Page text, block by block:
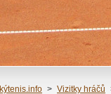
> Vizitky hráčů